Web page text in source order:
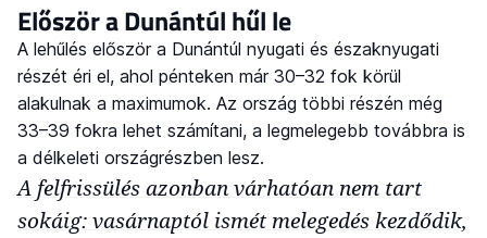
Először a Dunántúl hűl le
A lehűlés először a Dunántúl nyugati és északnyugati
részét éri el, ahol pénteken már 30–32 fok körül
alakulnak a maximumok. Az ország többi részén még
33–39 fokra lehet számítani, a legmelegebb továbbra is
a délkeleti országrészben lesz.
A felfrissülés azonban várhatóan nem tart
sokáig: vasárnaptól ismét melegedés kezdődik,